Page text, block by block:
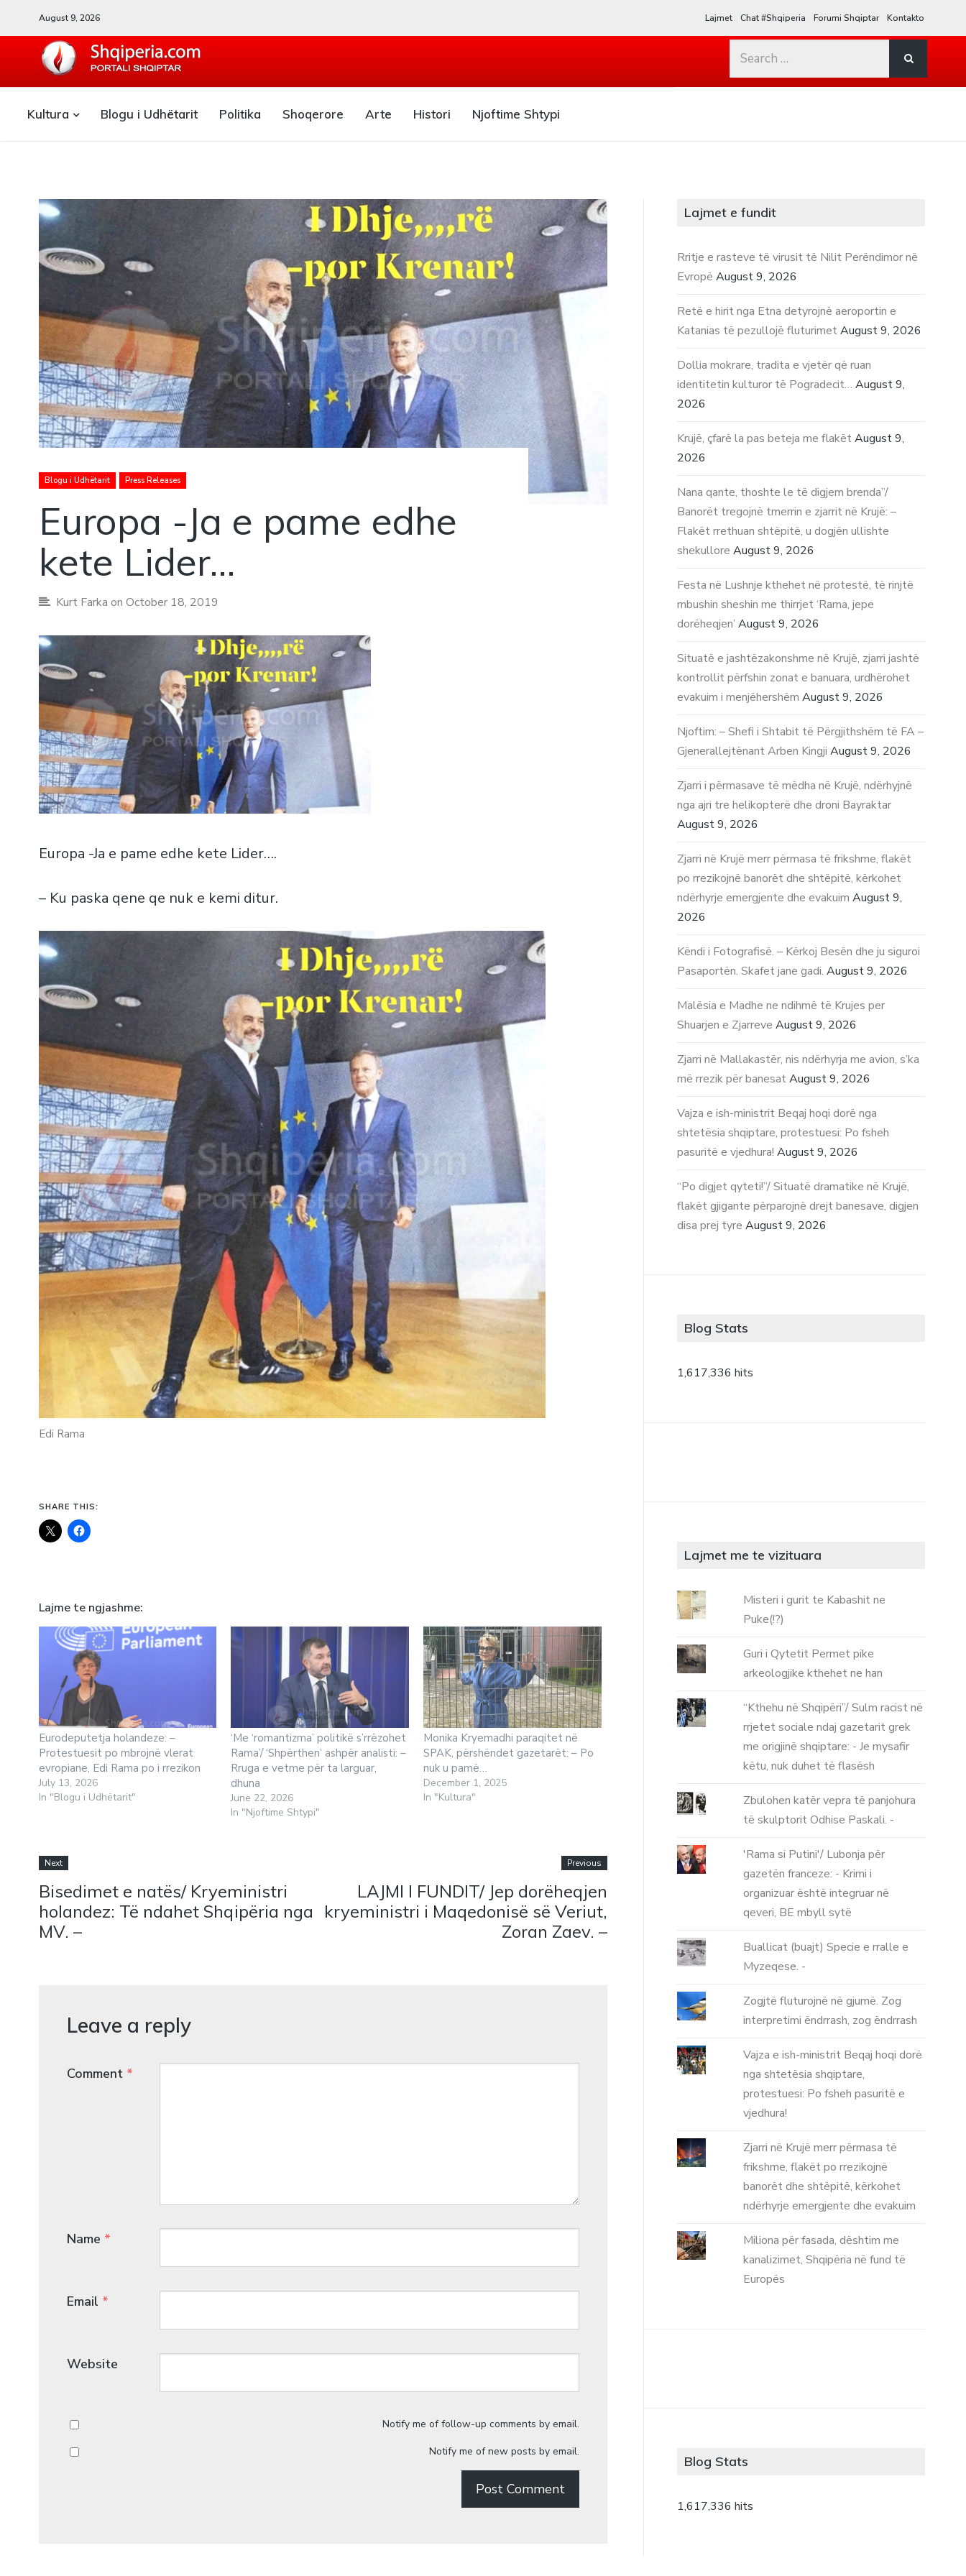
August 9, 2026 Lajmet Chat #Shqiperia Forumi Shqiptar Kontakto
Search
Kultura Blogu i Udhëtarit Politika Shoqerore Arte Histori Njoftime Shtypi
Blogu i Udhëtarit Press Releases
Europa -Ja e pame edhe
kete Lider…
Kurt Farka on October 18, 2019
Europa -Ja e pame edhe kete Lider….
– Ku paska qene qe nuk e kemi ditur.
Edi Rama
SHARE THIS:
Lajme te ngjashme
Eurodeputetja holandeze: –
Protestuesit po mbrojnë vlerat
evropiane, Edi Rama po i rrezikon
July 13, 2026
In "Blogu i Udhëtarit"
‘Me ‘romantizma’ politikë s’rrëzohet
Rama’/ ‘Shpërthen’ ashpër analisti: –
Rruga e vetme për ta larguar,
dhuna
June 22, 2026
In "Njoftime Shtypi"
Monika Kryemadhi paraqitet në
SPAK, përshëndet gazetarët: – Po
nuk u pamë…
December 1, 2025
In "Kultura"
Next
Bisedimet e natës/ Kryeministri
holandez: Të ndahet Shqipëria nga
MV. –
Previous
LAJMI I FUNDIT/ Jep dorëheqjen
kryeministri i Maqedonisë së Veriut,
Zoran Zaev. –
Leave a reply
Comment *
Name *
Email *
Website
Notify me of follow-up comments by email.
Notify me of new posts by email.
Lajmet e fundit
Rritje e rasteve të virusit të Nilit Perëndimor në
Evropë August 9, 2026
Retë e hirit nga Etna detyrojnë aeroportin e
Katanias të pezullojë fluturimet August 9, 2026
Dollia mokrare, tradita e vjetër që ruan
identitetin kulturor të Pogradecit… August 9,
2026
Krujë, çfarë la pas beteja me flakët August 9,
2026
Nana qante, thoshte le të digjem brenda”/
Banorët tregojnë tmerrin e zjarrit në Krujë: –
Flakët rrethuan shtëpitë, u dogjën ullishte
shekullore August 9, 2026
Festa në Lushnje kthehet në protestë, të rinjtë
mbushin sheshin me thirrjet ‘Rama, jepe
dorëheqjen’ August 9, 2026
Situatë e jashtëzakonshme në Krujë, zjarri jashtë
kontrollit përfshin zonat e banuara, urdhërohet
evakuim i menjëhershëm August 9, 2026
Njoftim: – Shefi i Shtabit të Përgjithshëm të FA –
Gjenerallejtënant Arben Kingji August 9, 2026
Zjarri i përmasave të mëdha në Krujë, ndërhyjnë
nga ajri tre helikopterë dhe droni Bayraktar
August 9, 2026
Zjarri në Krujë merr përmasa të frikshme, flakët
po rrezikojnë banorët dhe shtëpitë, kërkohet
ndërhyrje emergjente dhe evakuim August 9,
2026
Këndi i Fotografisë. – Kërkoj Besën dhe ju siguroi
Pasaportën. Skafet jane gadi. August 9, 2026
Malësia e Madhe ne ndihmë të Krujes per
Shuarjen e Zjarreve August 9, 2026
Zjarri në Mallakastër, nis ndërhyrja me avion, s’ka
më rrezik për banesat August 9, 2026
Vajza e ish-ministrit Beqaj hoqi dorë nga
shtetësia shqiptare, protestuesi: Po fsheh
pasuritë e vjedhura! August 9, 2026
“Po digjet qyteti!”/ Situatë dramatike në Krujë,
flakët gjigante përparojnë drejt banesave, digjen
disa prej tyre August 9, 2026
Blog Stats
1,617,336 hits
Lajmet me te vizituara
Misteri i gurit te Kabashit ne
Puke(!?)
Guri i Qytetit Permet pike
arkeologjike kthehet ne han
“Kthehu në Shqipëri”/ Sulm racist në
rrjetet sociale ndaj gazetarit grek
me origjinë shqiptare: - Je mysafir
këtu, nuk duhet të flasësh
Zbulohen katër vepra të panjohura
të skulptorit Odhise Paskali. -
'Rama si Putini'/ Lubonja për
gazetën franceze: - Krimi i
organizuar është integruar në
qeveri, BE mbyll sytë
Buallicat (buajt) Specie e rralle e
Myzeqese. -
Zogjtë fluturojnë në gjumë. Zog
interpretimi ëndrrash, zog ëndrrash
Vajza e ish-ministrit Beqaj hoqi dorë
nga shtetësia shqiptare,
protestuesi: Po fsheh pasuritë e
vjedhura!
Zjarri në Krujë merr përmasa të
frikshme, flakët po rrezikojnë
banorët dhe shtëpitë, kërkohet
ndërhyrje emergjente dhe evakuim
Miliona për fasada, dështim me
kanalizimet, Shqipëria në fund të
Europës
Blog Stats
1,617,336 hits